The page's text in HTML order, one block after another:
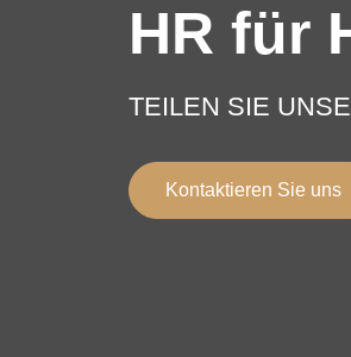
HR für
TEILEN SIE
Kontaktieren Sie uns